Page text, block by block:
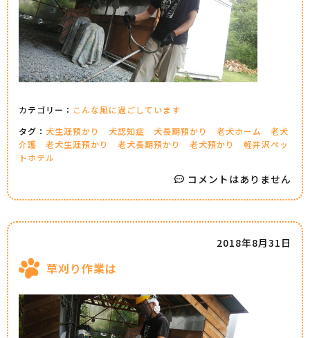
カテゴリー： こんな風に過ごしています
タグ： 犬生涯預かり 犬認知症 犬長期預かり 老犬ホーム
老犬
介護
老犬生涯預かり 老犬長期預かり 老犬預かり
軽井沢ペッ
トホテル
コメントはありません
草刈り作業は
2018年8月31日